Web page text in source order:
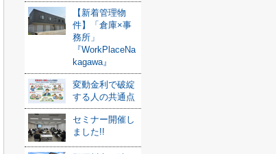
【新着管理物
件】「倉庫×事
務所」
『WorkPlaceNa
kagawa』
変動金利で破綻
する人の共通点
セミナー開催し
ました!!